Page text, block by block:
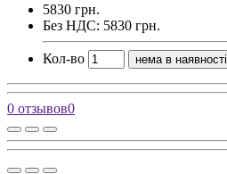
5830 грн.
Без НДС: 5830 грн.
Кол-во нема в наявності
0 отзывов0